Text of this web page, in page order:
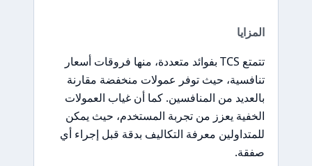
المزايا
تتمتع TCS بفوائد متعددة، منها فروقات أسعار
تنافسية، حيث توفر عمولات منخفضة مقارنة
بالعديد من المنافسين. كما أن غياب العمولات
الخفية يعزز من تجربة المستخدم، حيث يمكن
للمتداولين معرفة التكاليف بدقة قبل إجراء أي
صفقة.